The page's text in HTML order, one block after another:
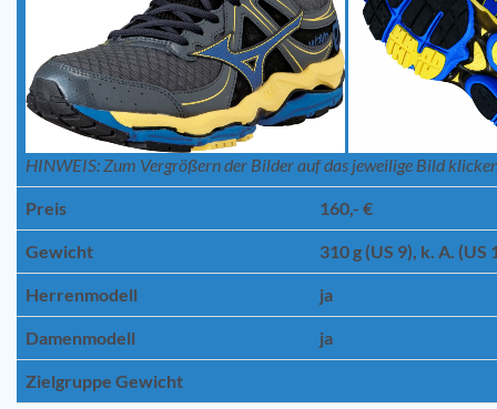
HINWEIS: Zum Vergrößern der Bilder auf das jeweilige Bild
Preis 160,- €
Gewicht 310 g (US 9), k. A. (US
Herrenmodell ja
Damenmodell ja
Zielgruppe Gewicht